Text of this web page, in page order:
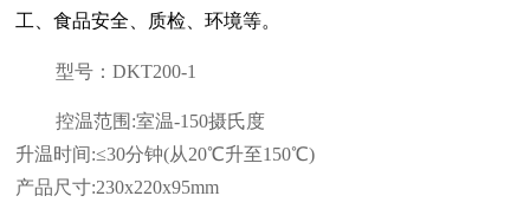
工、食品安全、质检、环境等。
型号： DKT200-1
控温范围:室温-150摄氏度
升温时间:≤30分钟(从20℃升至150℃)
产品尺寸:230x220x95mm